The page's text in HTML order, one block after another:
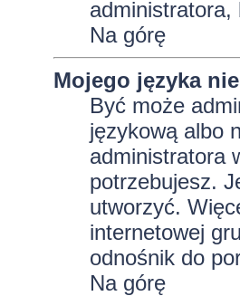
administratora,
Na górę
Mojego języka
Być może
językową albo
administratora
potrzebujesz.
utworzyć.
internetowej
odnośnik do
Na górę